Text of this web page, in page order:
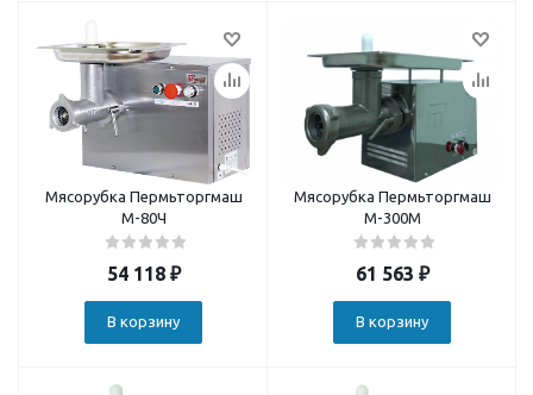
Мясорубка Пермьторгмаш
М-80Ч
54 118₽
В корзину
Мясорубка Пермьторгмаш
М-300М
61 563 ₽
В корзину